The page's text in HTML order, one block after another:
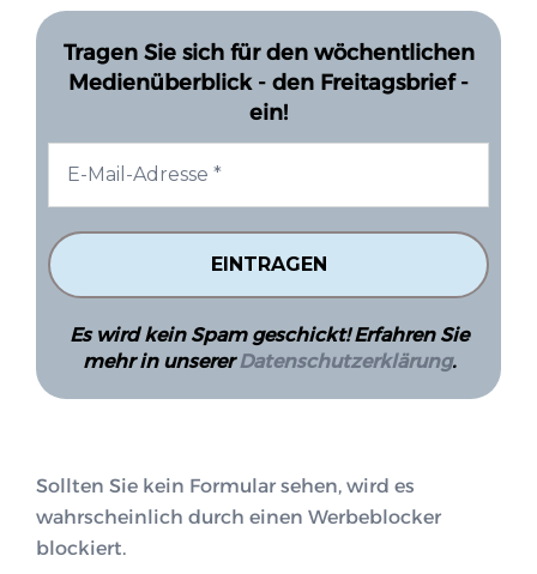
Tragen Sie sich für den wöchentlichen
Medienüberblick - den Freitagsbrief -
ein!
Es wird kein Spam geschickt! Erfahren Sie
mehr in unsererDatenschutzerklärung.
Sollten Sie kein Formular sehen, wird es
wahrscheinlich durch einen Werbeblocker
blockiert.